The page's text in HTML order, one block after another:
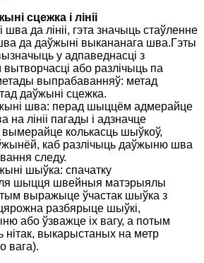
сцежка і лініі
да лініі, гэта значыць стаўленне
да даўжыні выкананага шва.Гэты
у адпаведнасці з
або разлічыць па
выпрабаванняў: метад
даўжыні сцежка.
шва: перад шыццём адмерайце
лініі пагады і адзначце
колькасць шыўкоў,
каб разлічыць даўжыню шва
следу.
шыўка: спачатку
шыцця швейныя матэрыялы
выражыце ўчастак шыўка з
разбярыце шыўкі,
або ўзважце іх вагу, а потым
нітак, выкарыстаных на метр
вага).